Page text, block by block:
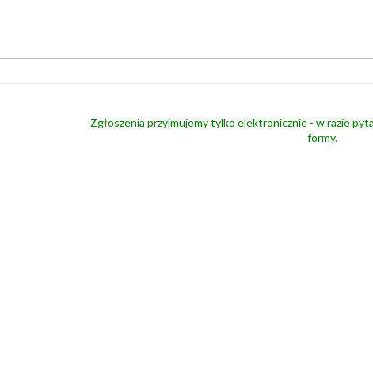
Zgłoszenia przyjmujemy tylko elektronicznie - w razie
formy.